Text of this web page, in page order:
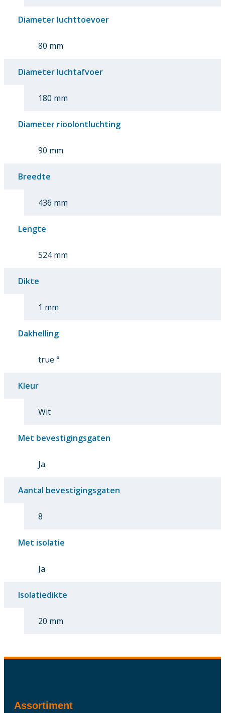
Diameter luchttoevoer
80 mm
Diameter luchtafvoer
180 mm
Diameter rioolontluchting
90 mm
Breedte
436 mm
Lengte
524 mm
Dikte
1 mm
Dakhelling
true °
Kleur
Wit
Met bevestigingsgaten
Ja
Aantal bevestigingsgaten
8
Met isolatie
Ja
Isolatiedikte
20 mm
Assortiment